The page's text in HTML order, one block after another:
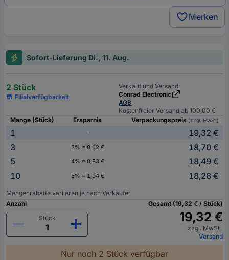
Merken
Sofort-Lieferung Di., 11. Aug.
2 Stück
Filialverfügbarkeit
Verkauf und Versand:
Conrad Electronic
AGB
Kostenfreier Versand ab 100,00 €
Menge (Stück)
Ersparnis Verpackungspreis (zzgl. MwSt.)
1 -
19,32 €
3
3% = 0,62 €
18,70 €
5
4% = 0,83 €
18,49 €
10
5% = 1,04 € 18,28 €
Mengenrabatte variieren je nach Verkäufer
Anzahl
Stück
Gesamt (19,32 € / Stück)
19,32 €
zzgl. MwSt.
Versand
Nur noch 2 Stück verfügbar